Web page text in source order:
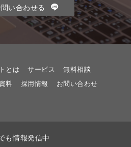
い合わせる
とは サービス
無料相談
料 採用情報
お問い合わせ
も情報発信中